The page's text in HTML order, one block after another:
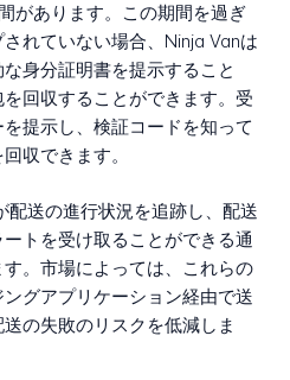
があります。この期間を過ぎ
れていない場合、Ninja Vanは
身分証明書を提示すること
回収することができます。受
提示し、検証コードを知って
収できます。
配送の進行状況を追跡し、配送
トを受け取ることができる通
。市場によっては、これらの
グアプリケーション経由で送
の失敗のリスクを低減しま